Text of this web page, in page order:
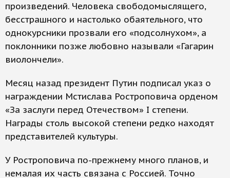
произведений. Человека свободомыслящего,
бесстрашного и настолько обаятельного, что
однокурсники прозвали его «подсолнухом», а
поклонники позже любовно называли «Гагарин
виолончели».
Месяц назад президент Путин подписал указ о
награждении Мстислава Ростроповича орденом
«За заслуги перед Отечеством» I степени.
Награды столь высокой степени редко находят
представителей культуры.
У Ростроповича по-прежнему много планов, и
немалая их часть связана с Россией. Точно